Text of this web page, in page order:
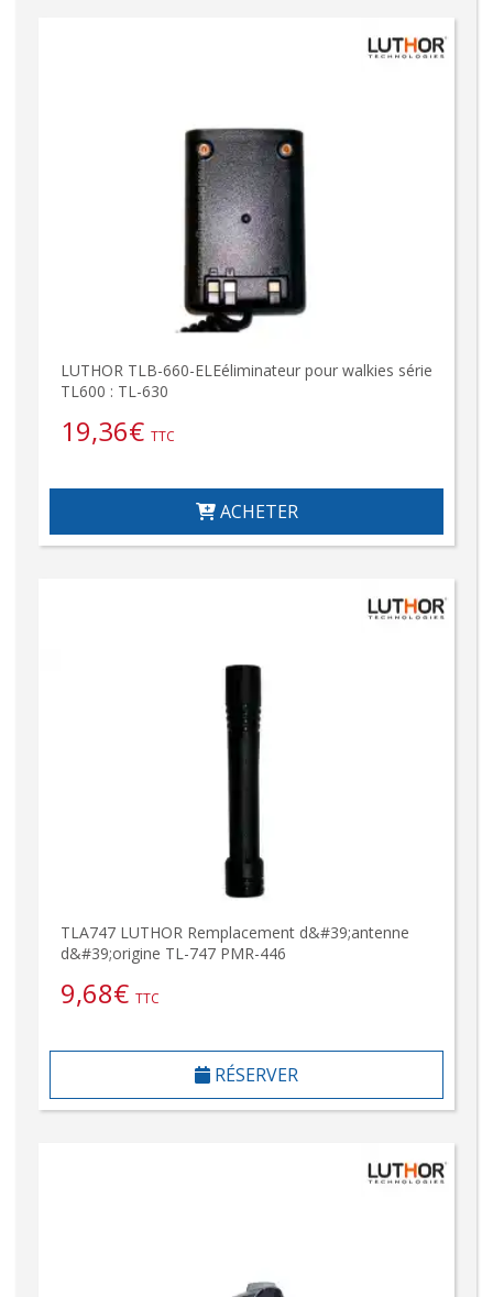
LUTHOR TLB-660-ELEéliminateur pour walkies série
TL600 : TL-630
19,36€ TTC
ACHETER
TLA747 LUTHOR Remplacement d&#39;antenne
d&#39;origine TL-747 PMR-446
9,68€ TTC
RÉSERVER